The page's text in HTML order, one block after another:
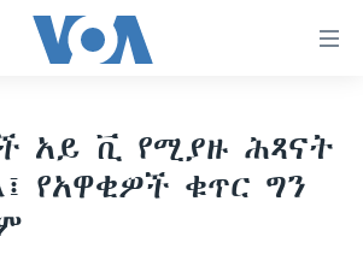
አይ ቪ የሚያዙ ሕጻናት
የአዋቂዎች ቁጥር ግን